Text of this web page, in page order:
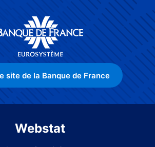
site de la Banque de France
Webstat